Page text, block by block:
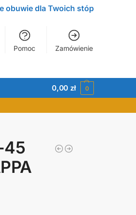
obuwie dla Twoich stóp
Pomoc Zamówienie
0,00zł 0
45